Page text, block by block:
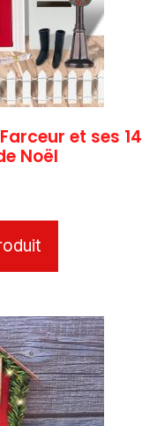
et ses 14
Noël